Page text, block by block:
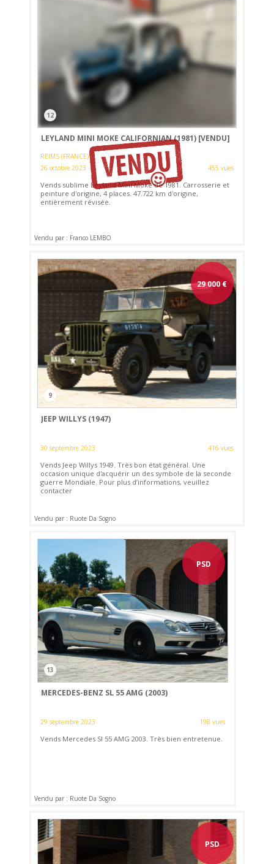
12
LEYLAND MINI MOKE CALIFORNIAN (1981) [VENDU]
REIMS (FRANCE)
26 octobre 2023
455 vues
Vends sublime Leyland Mini Moke de 1981. Carrosserie et
peinture d'origine, 4 places. 47.722 km d'origine,
entièrement révisée.
Vendu par : Franco LEMBO
29 000 €
9
JEEP WILLYS (1947)
30 septembre 2023 416 vues
Vends Jeep Willys 1949. Très bon état général. Une
occasion unique d'acquérir un des symbole de la seconde
guerre Mondiale. Pour plus d’informations, veuillez
contacter
Vendu par : Ruote Da Sogno
PSD
13
MERCEDES-BENZ SL 55 AMG (2003)
29 septembre 2023 198 vues
Vends Mercedes Sl 55 AMG 2003. Très bien entretenue.
Vendu par : Ruote Da Sogno
PSD